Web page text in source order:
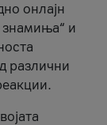
онлајн
знамиња“ и
различни